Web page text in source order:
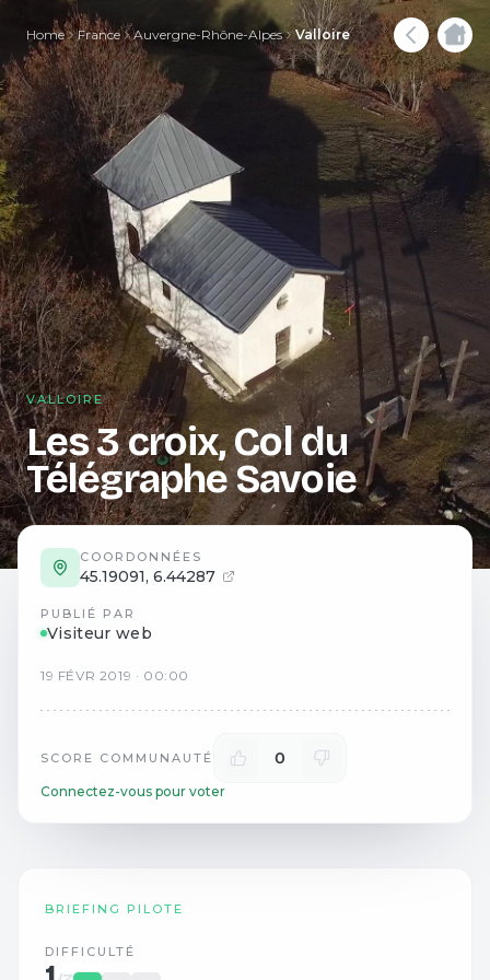
Home France Auvergne-Rhône-Alpes Valloire
VALLOIRE
Les 3 croix, Col du
Télégraphe Savoie
COORDONNÉES
45.19091, 6.44287
PUBLIÉ PAR
Visiteur web
19 FÉVR 2019 · 00:00
SCORE COMMUNAUTÉ 0
Connectez-vous pour voter
BRIEFING PILOTE
DIFFICULTÉ